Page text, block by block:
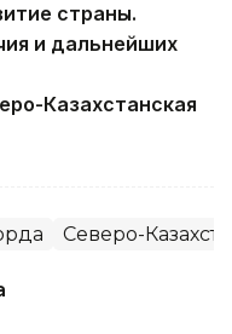
страны.
и дальнейших
Казахстанская
Северо-